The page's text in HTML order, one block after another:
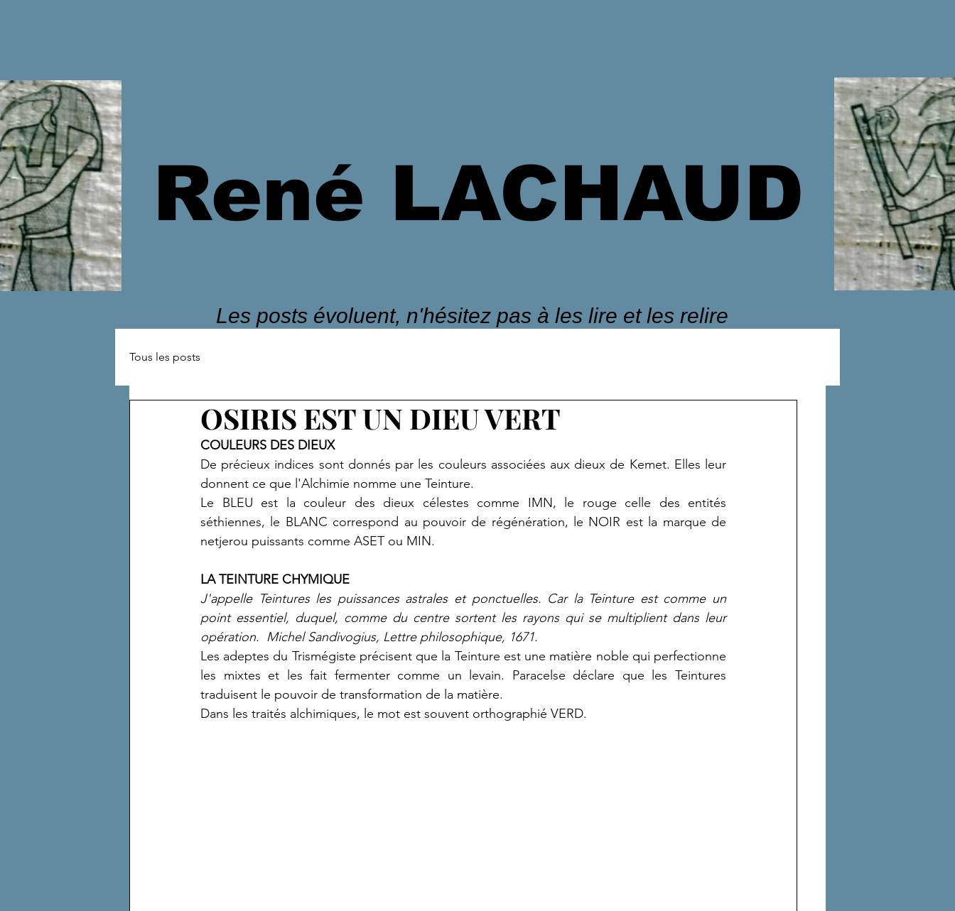
René LACHAUD
Les posts évoluent, n'hésitez pas à les lire et les relire
Tous les posts
OSIRIS EST UN DIEU VERT
COULEURS DES DIEUX
De précieux indices sont donnés par les couleurs associées aux dieux de Kemet. Elles leur
donnent ce que l'Alchimie nomme une Teinture.
Le BLEU est la couleur des dieux célestes comme IMN, le rouge celle des entités
séthiennes, le BLANC correspond au pouvoir de régénération, le NOIR est la marque de
netjerou puissants comme ASET ou MIN.
LA TEINTURE CHYMIQUE
J'appelle Teintures les puissances astrales et ponctuelles. Car la Teinture est comme un
point essentiel, duquel, comme du centre sortent les rayons qui se multiplient dans leur
opération.  Michel Sandivogius, Lettre philosophique, 1671.
Les adeptes du Trismégiste précisent que la Teinture est une matière noble qui perfectionne
les mixtes et les fait fermenter comme un levain. Paracelse déclare que les Teintures
traduisent le pouvoir de transformation de la matière.
Dans les traités alchimiques, le mot est souvent orthographié VERD.